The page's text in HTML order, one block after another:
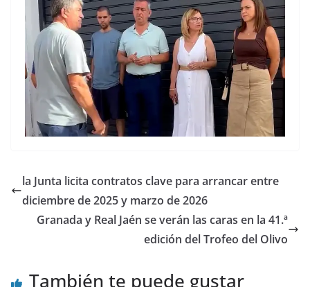
la Junta licita contratos clave para arrancar entre
diciembre de 2025 y marzo de 2026
Granada y Real Jaén se verán las caras en la 41.ª
edición del Trofeo del Olivo
También te puede gustar